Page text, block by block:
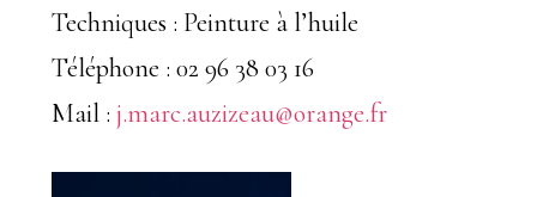
Techniques : Peinture à l’huile
Téléphone : 02 96 38 03 16
Mail : j.marc.auzizeau@orange.fr